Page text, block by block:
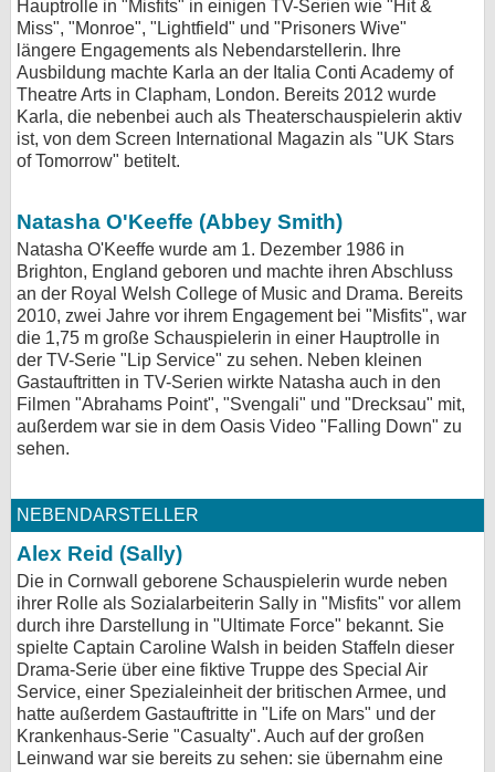
Hauptrolle in "Misfits" in einigen TV-Serien wie "Hit &
Miss", "Monroe", "Lightfield" und "Prisoners Wive"
längere Engagements als Nebendarstellerin. Ihre
Ausbildung machte Karla an der Italia Conti Academy of
Theatre Arts in Clapham, London. Bereits 2012 wurde
Karla, die nebenbei auch als Theaterschauspielerin aktiv
ist, von dem Screen International Magazin als "UK Stars
of Tomorrow" betitelt.
Natasha O'Keeffe (Abbey Smith)
Natasha O'Keeffe wurde am 1. Dezember 1986 in
Brighton, England geboren und machte ihren Abschluss
an der Royal Welsh College of Music and Drama. Bereits
2010, zwei Jahre vor ihrem Engagement bei "Misfits", war
die 1,75 m große Schauspielerin in einer Hauptrolle in
der TV-Serie "Lip Service" zu sehen. Neben kleinen
Gastauftritten in TV-Serien wirkte Natasha auch in den
Filmen "Abrahams Point", "Svengali" und "Drecksau" mit,
außerdem war sie in dem Oasis Video "Falling Down" zu
sehen.
NEBENDARSTELLER
Alex Reid (Sally)
Die in Cornwall geborene Schauspielerin wurde neben
ihrer Rolle als Sozialarbeiterin Sally in "Misfits" vor allem
durch ihre Darstellung in "Ultimate Force" bekannt. Sie
spielte Captain Caroline Walsh in beiden Staffeln dieser
Drama-Serie über eine fiktive Truppe des Special Air
Service, einer Spezialeinheit der britischen Armee, und
hatte außerdem Gastauftritte in "Life on Mars" und der
Krankenhaus-Serie "Casualty". Auch auf der großen
Leinwand war sie bereits zu sehen: sie übernahm eine